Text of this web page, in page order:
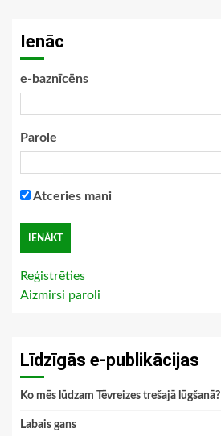
Ienāc
e-baznīcēns
Parole
Atceries mani
Reģistrēties
Aizmirsi paroli
Līdzīgās e-publikācijas
Ko mēs lūdzam Tēvreizes trešajā lūgšanā?
Labais gans